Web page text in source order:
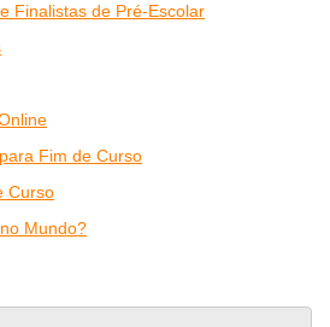
Finalistas de Pré-Escolar
Fim de Curso
Curso
Mundo?